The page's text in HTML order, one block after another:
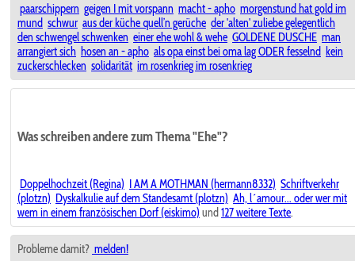
paarschippern geigen I mit vorspann macht - apho morgenstund hat gold im
mund schwur aus der küche quell’n gerüche der 'alten' zuliebe gelegentlich
den schwengel schwenken einer ehe wohl & wehe GOLDENE DUSCHE man
arrangiert sich hosen an - apho als opa einst bei oma lag ODER fesselnd kein
zuckerschlecken solidarität im rosenkrieg im rosenkrieg
Was schreiben andere zum Thema "Ehe"?
Doppelhochzeit (Regina) I AM A MOTHMAN (hermann8332) Schriftverkehr
(plotzn) Dyskalkulie auf dem Standesamt (plotzn) Ah, l´amour... oder wer mit
wem in einem französischen Dorf (eiskimo) und 127 weitere Texte.
Probleme damit? melden!